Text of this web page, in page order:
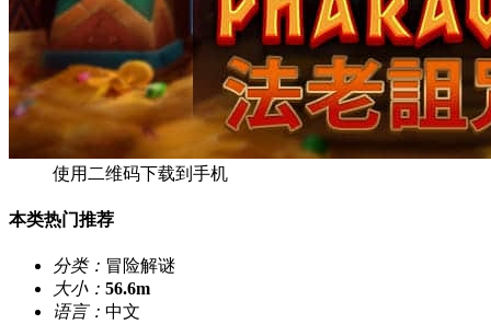
使用二维码下载到手机
本类热门推荐
分类： 冒险解谜
大小： 56.6m
语言： 中文